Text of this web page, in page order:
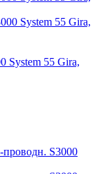
System 55 Gira,